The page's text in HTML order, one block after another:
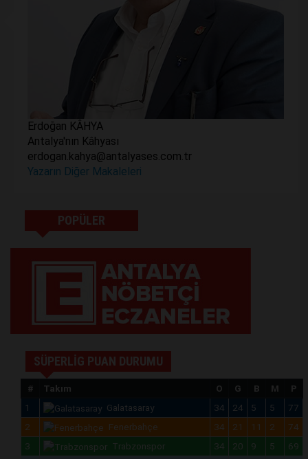
Erdoğan KÂHYA
Antalya'nın Kâhyası
erdogan.kahya@antalyases.com.tr
Yazarın Diğer Makaleleri
POPÜLER
SÜPERLİG PUAN DURUMU
# Takım O G B M
P
1
Galatasaray 34 24 5 5
77
2
Fenerbahçe 34 21 11 2
74
3
Trabzonspor 34 20 9 5
69